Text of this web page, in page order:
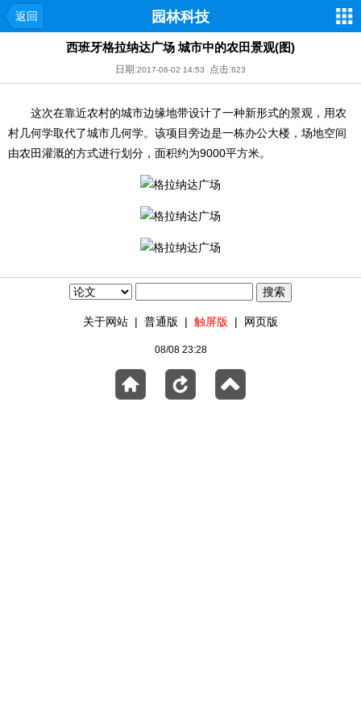
返回 园林科技
西班牙格拉纳达广场 城市中的农田景观(图)
日期:2017-06-02 14:53 点击:623
这次在靠近农村的城市边缘地带设计了一种新形式的景观，用农
村几何学取代了城市几何学。该项目旁边是一栋办公大楼，场地空间
由农田灌溉的方式进行划分，面积约为9000平方米。
关于网站 | 普通版 | 触屏版 | 网页版
08/08 23:28